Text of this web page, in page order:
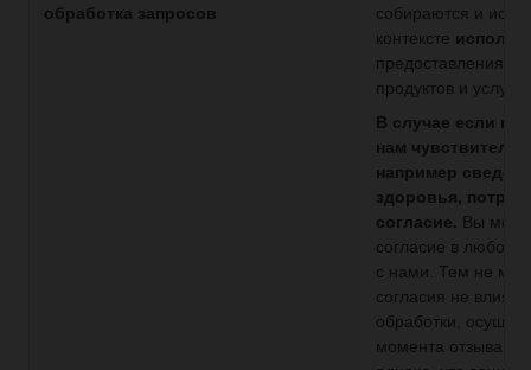
обработка запросов
собираются и
контексте
предоставления
продуктов и услуг.
В случае если вы
нам
например
здоровья,
согласие. Вы
согласие в любое
с нами. Тем не
согласия не
обработки,
момента отзыва.